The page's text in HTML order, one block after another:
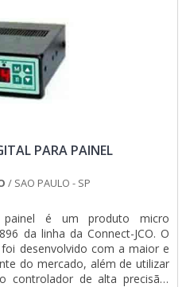
PARA PAINEL
/ SAO PAULO - SP
é um produto micro
da linha da Connect-JCO. O
desenvolvido com a maior e
do mercado, além de utilizar
controlador de alta precisão.